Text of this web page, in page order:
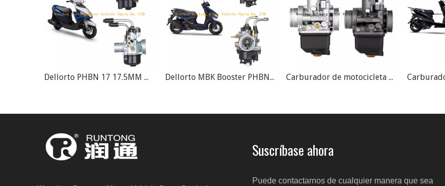
Carburador de motocicleta Dellorto PHBH 28BS 30BS R3311 R3488
Suscríbase ahora
Puede contactarnos de cualquier manera que sea